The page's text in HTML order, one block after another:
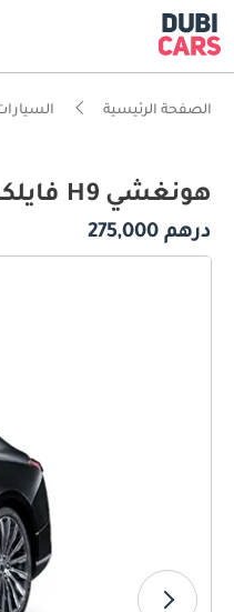
الصفحة الرئيسية
هونغشي H9 فايلكس 2.0T 2026
درهم 275,000